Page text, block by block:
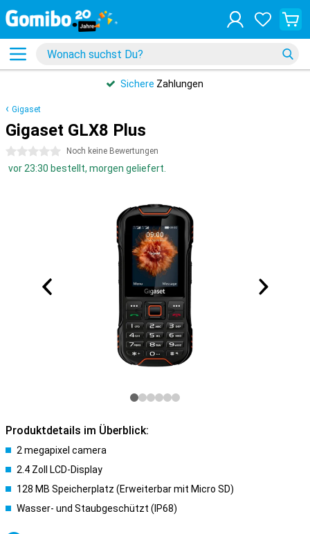
Sichere Zahlungen
Gigaset
Gigaset GLX8 Plus
0 Sterne Noch keine Bewertungen
vor 23:30 bestellt, morgen geliefert.
Produktdetails im Überblick:
2 megapixel camera
2.4 Zoll LCD-Display
128 MB Speicherplatz (Erweiterbar mit Micro SD)
Wasser- und Staubgeschützt (IP68)